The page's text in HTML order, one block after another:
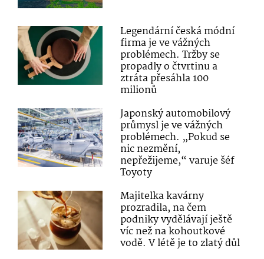
Legendární česká módní
firma je ve vážných
problémech. Tržby se
propadly o čtvrtinu a
ztráta přesáhla 100
milionů
Japonský automobilový
průmysl je ve vážných
problémech. „Pokud se
nic nezmění,
nepřežijeme,“ varuje šéf
Toyoty
Majitelka kavárny
prozradila, na čem
podniky vydělávají ještě
víc než na kohoutkové
vodě. V létě je to zlatý důl